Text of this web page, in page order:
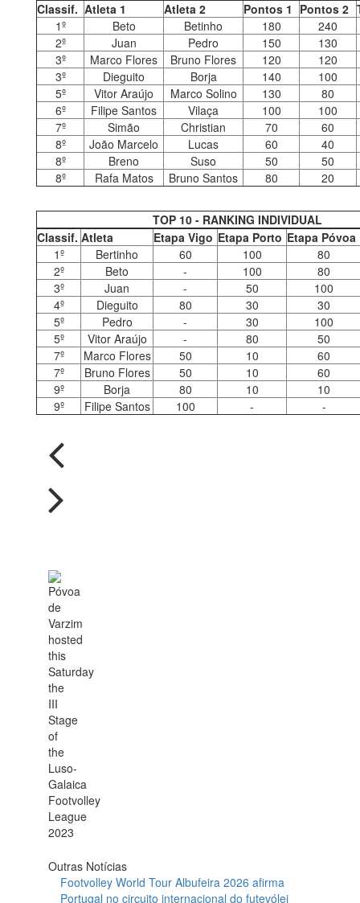
Classif. Atleta 1 Atleta 2 Pontos 1 Pontos 2
1º
Beto Betinho 180
240
2º
Juan Pedro 150
130
3º
Marco Flores Bruno Flores 120
120
3º
Dieguito Borja 140
100
5º
Vitor Araújo Marco Solino 130
80
6º
Filipe Santos Vilaça 100
100
7º
Simão Christian 70
60
8º
João Marcelo Lucas 60
40
8º
Breno Suso 50
50
8º
Rafa Matos Bruno Santos 80 20
TOP 10 - RANKING INDIVIDUAL
Classif. Atleta Etapa Vigo Etapa Porto Etapa Póvoa
1º
Bertinho 60 100
80
2º
Beto - 100
80
3º
Juan - 50
100
4º
Dieguito 80 30
30
5º
Pedro - 30
100
5º
Vitor Araújo - 80
50
7º
Marco Flores 50 10
60
7º
Bruno Flores 50 10
60
9º
Borja 80 10
10
9º
Filipe Santos 100 - -
Outras Notícias
Footvolley World Tour Albufeira 2026 afirma
Portugal no circuito internacional do futevólei